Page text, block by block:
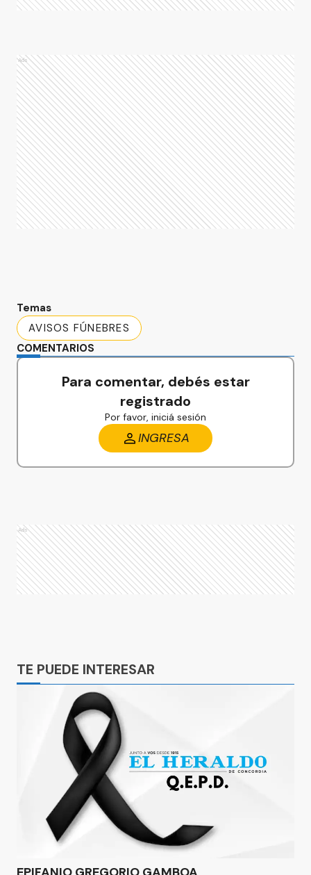
Ads
Temas
AVISOS FÚNEBRES
COMENTARIOS
Para comentar, debés estar
registrado
Por favor, iniciá sesión
INGRESA
Ads
TE PUEDE INTERESAR